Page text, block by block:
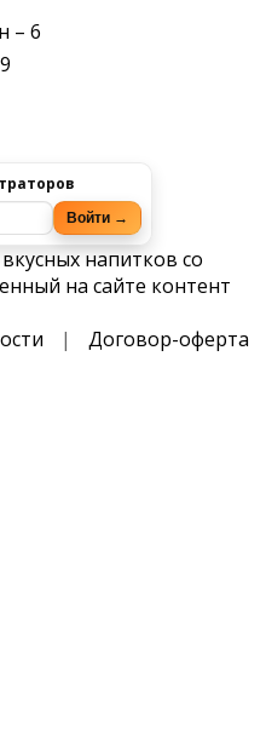
– 6
Войти →
напитков со
на сайте контент
| Договор-оферта